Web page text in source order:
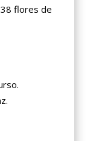
flores de